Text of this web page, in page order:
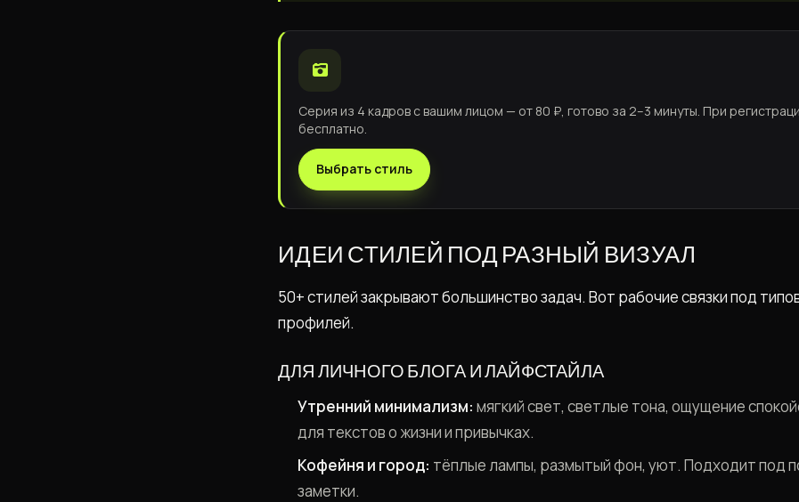
Серия из 4 кадров с вашим лицом — от 80 ₽, готово за 2–3 минуты. При
бесплатно.
Выбрать стиль
ИДЕИ СТИЛЕЙ ПОД РАЗНЫЙ ВИЗУАЛ
50+ стилей закрывают большинство задач. Вот рабочие связки под
профилей.
ДЛЯ ЛИЧНОГО БЛОГА И ЛАЙФСТАЙЛА
Утренний минимализм: мягкий свет, светлые тона, ощущение
для текстов о жизни и привычках.
Кофейня и город: тёплые лампы, размытый фон, уют. Подходит под
заметки.